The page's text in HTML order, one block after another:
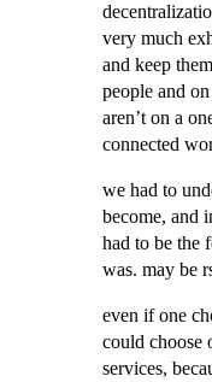
very much
and keep
people and
aren’t on a
connected
we had to
become, and
had to be the
was. may be
even if one
could choose
services,